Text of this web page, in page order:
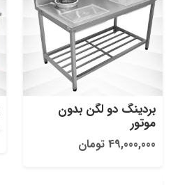
بردینگ دو لگن بدون
موتور
49,000,000 تومان